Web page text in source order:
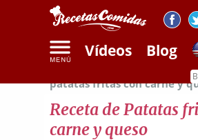
Vídeos Blog
patatas fritas con carne y
Receta de Patatas
carne y queso